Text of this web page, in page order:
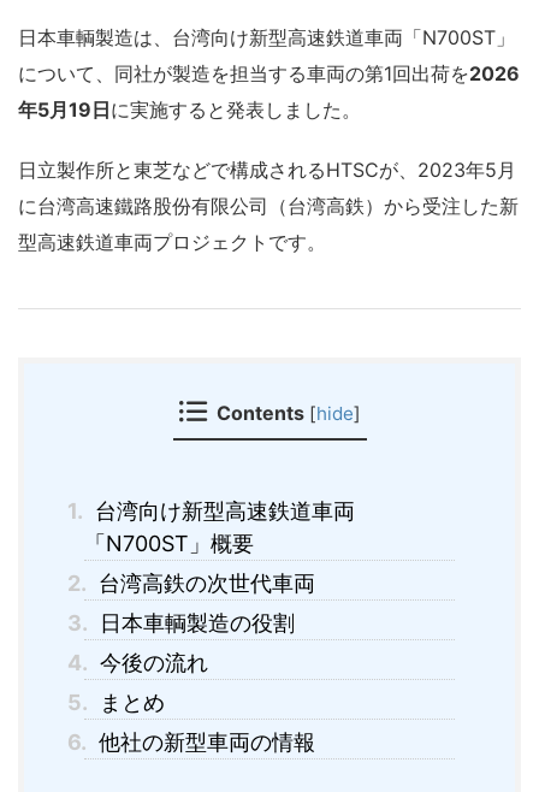
日本車輌製造は、台湾向け新型高速鉄道車両「N700ST」
について、同社が製造を担当する車両の第1回出荷を2026
年5月19日に実施すると発表しました。
日立製作所と東芝などで構成されるHTSCが、2023年5月
に台湾高速鐵路股份有限公司（台湾高鉄）から受注した新
型高速鉄道車両プロジェクトです。
Contents [hide]
1. 台湾向け新型高速鉄道車両
「N700ST」概要
2. 台湾高鉄の次世代車両
3.
日本車輌製造の役割
4. 今後の流れ
5.
まとめ
6. 他社の新型車両の情報